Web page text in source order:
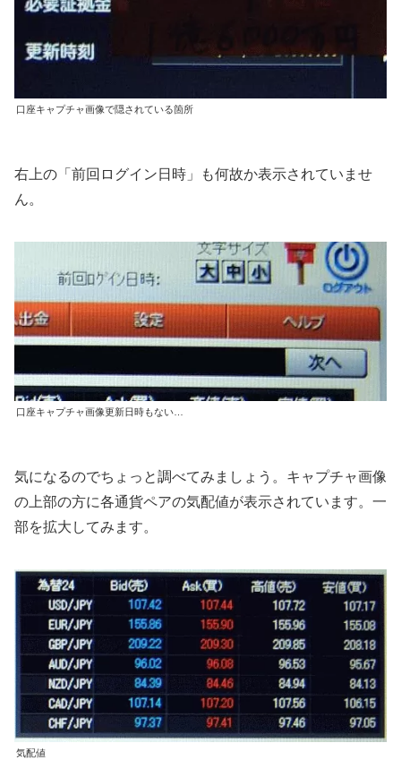
口座キャプチャ画像で隠されている箇所
右上の「前回ログイン日時」も何故か表示されていませ
ん。
口座キャプチャ画像更新日時もない…
気になるのでちょっと調べてみましょう。キャプチャ画像
の上部の方に各通貨ペアの気配値が表示されています。一
部を拡大してみます。
気配値